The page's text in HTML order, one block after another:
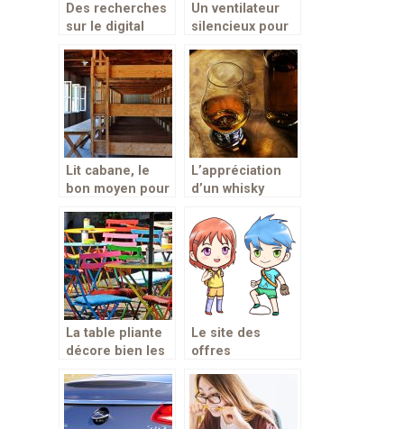
Des recherches
sur le digital
insatisfaisantes
pour la société !
Un ventilateur
silencieux pour
Lit cabane, le
bon moyen pour
s’épanouir
L’appréciation
d’un whisky
type de verre?
La table pliante
décore bien les
Le site des
offres
pour enfants :
Kids promo